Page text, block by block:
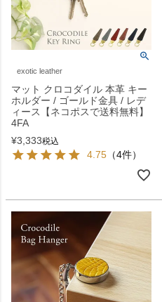
exotic leather
マット クロコダイル 本革 キー
ホルダー / ゴールド金具 / レデ
ィース【ネコポスで送料無料】
4FA
¥3,333税込
4.75 （4件）